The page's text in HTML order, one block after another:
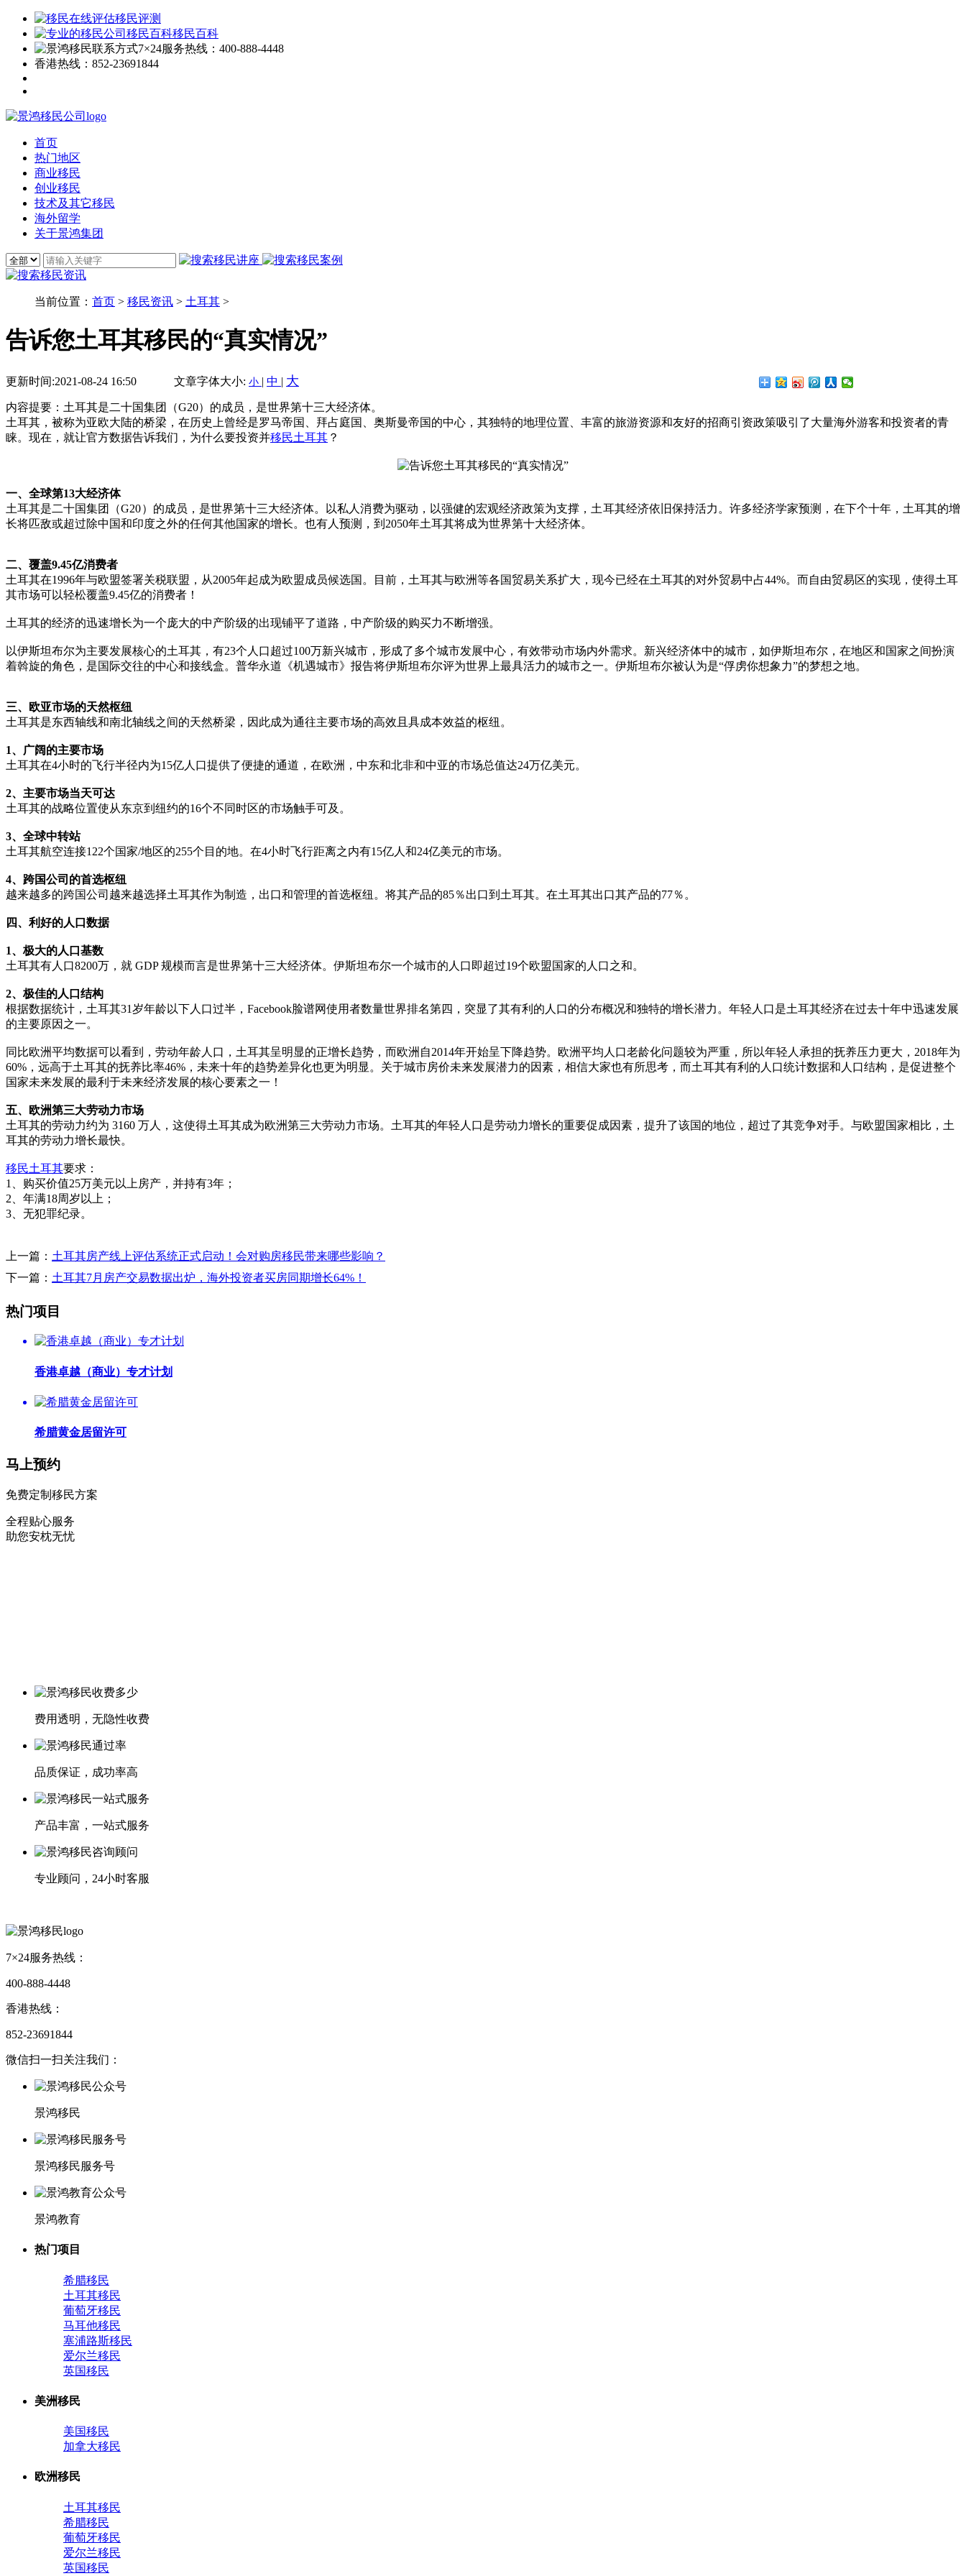
移民评测
移民百科
7×24服务热线： 400-888-4448
香港热线： 852-23691844
首页
热门地区
商业移民
创业移民
技术及其它移民
海外留学
关于景鸿集团
当前位置： 首页 > 移民资讯 > 土耳其 >
告诉您土耳其移民的“真实情况”
更新时间:2021-08-24 16:50 文章字体大小: 小 | 中 | 大
内容提要：土耳其是二十国集团（G20）的成员，是世界第十三大经济体。
土耳其，被称为亚欧大陆的桥梁，在历史上曾经是罗马帝国、拜占庭国、奥斯曼帝国的中心，其独特的地理位置、丰富的旅游资源和友好的招商引资政策吸引了大量海外游客和投资者的青
睐。现在，就让官方数据告诉我们，为什么要投资并移民土耳其 ？
一、全球第13大经济体
土耳其是二十国集团（G20）的成员，是世界第十三大经济体。以私人消费为驱动，以强健的宏观经济政策为支撑，土耳其经济依旧保持活力。许多经济学家预测，在下个十年，土耳其的增
长将匹敌或超过除中国和印度之外的任何其他国家的增长。也有人预测，到2050年土耳其将成为世界第十大经济体。
二、覆盖9.45亿消费者
土耳其在1996年与欧盟签署关税联盟，从2005年起成为欧盟成员候选国。目前，土耳其与欧洲等各国贸易关系扩大，现今已经在土耳其的对外贸易中占44%。而自由贸易区的实现，使得土耳
其市场可以轻松覆盖9.45亿的消费者！
土耳其的经济的迅速增长为一个庞大的中产阶级的出现铺平了道路，中产阶级的购买力不断增强。
以伊斯坦布尔为主要发展核心的土耳其，有23个人口超过100万新兴城市，形成了多个城市发展中心，有效带动市场内外需求。新兴经济体中的城市，如伊斯坦布尔，在地区和国家之间扮演
着斡旋的角色，是国际交往的中心和接线盒。普华永道《机遇城市》报告将伊斯坦布尔评为世界上最具活力的城市之一。伊斯坦布尔被认为是“俘虏你想象力”的梦想之地。
三、欧亚市场的天然枢纽
土耳其是东西轴线和南北轴线之间的天然桥梁，因此成为通往主要市场的高效且具成本效益的枢纽。
1、广阔的主要市场
土耳其在4小时的飞行半径内为15亿人口提供了便捷的通道，在欧洲，中东和北非和中亚的市场总值达24万亿美元。
2、主要市场当天可达
土耳其的战略位置使从东京到纽约的16个不同时区的市场触手可及。
3、全球中转站
土耳其航空连接122个国家/地区的255个目的地。在4小时飞行距离之内有15亿人和24亿美元的市场。
4、跨国公司的首选枢纽
越来越多的跨国公司越来越选择土耳其作为制造，出口和管理的首选枢纽。将其产品的85％出口到土耳其。在土耳其出口其产品的77％。
四、利好的人口数据
1、极大的人口基数
土耳其有人口8200万，就 GDP 规模而言是世界第十三大经济体。伊斯坦布尔一个城市的人口即超过19个欧盟国家的人口之和。
2、极佳的人口结构
根据数据统计，土耳其31岁年龄以下人口过半，Facebook脸谱网使用者数量世界排名第四，突显了其有利的人口的分布概况和独特的增长潜力。年轻人口是土耳其经济在过去十年中迅速发展
的主要原因之一。
同比欧洲平均数据可以看到，劳动年龄人口，土耳其呈明显的正增长趋势，而欧洲自2014年开始呈下降趋势。欧洲平均人口老龄化问题较为严重，所以年轻人承担的抚养压力更大，2018年为
60%，远高于土耳其的抚养比率46%，未来十年的趋势差异化也更为明显。关于城市房价未来发展潜力的因素，相信大家也有所思考，而土耳其有利的人口统计数据和人口结构，是促进整个
国家未来发展的最利于未来经济发展的核心要素之一！
五、欧洲第三大劳动力市场
土耳其的劳动力约为 3160 万人，这使得土耳其成为欧洲第三大劳动力市场。土耳其的年轻人口是劳动力增长的重要促成因素，提升了该国的地位，超过了其竞争对手。与欧盟国家相比，土
耳其的劳动力增长最快。
移民土耳其要求：
1、购买价值25万美元以上房产，并持有3年；
2、年满18周岁以上；
3、无犯罪纪录。
上一篇： 土耳其房产线上评估系统正式启动！会对购房移民带来哪些影响？
下一篇： 土耳其7月房产交易数据出炉，海外投资者买房同期增长64%！
热门项目
香港卓越（商业）专才计划
希腊黄金居留许可
马上预约
免费定制移民方案
全程贴心服务
助您安枕无忧
费用透明，无隐性收费
品质保证，成功率高
产品丰富，一站式服务
专业顾问，24小时客服
7×24服务热线：
400-888-4448
香港热线：
852-23691844
微信扫一扫关注我们：
景鸿移民
景鸿移民服务号
景鸿教育
热门项目
希腊移民
土耳其移民
葡萄牙移民
马耳他移民
塞浦路斯移民
爱尔兰移民
英国移民
美洲移民
美国移民
加拿大移民
欧洲移民
土耳其移民
希腊移民
葡萄牙移民
爱尔兰移民
英国移民